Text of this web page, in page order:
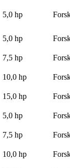
5,0 hp
5,0 hp
7,5 hp
10,0 hp
15,0 hp
5,0 hp
7,5 hp
10,0 hp